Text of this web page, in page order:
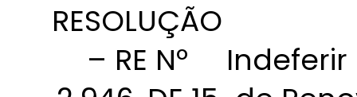
RESOLUÇÃO
– RE Nº
Indeferir